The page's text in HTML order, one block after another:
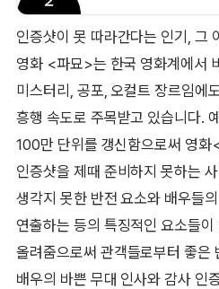
인증샷이 못 따라간다는 인기, 그
영화 <파묘>는 한국 영화계에서
미스터리, 공포, 오컬트 장르임에
흥행 속도로 주목받고 있습니다.
100만 단위를 갱신함으로써 영
인증샷을 제때 준비하지 못하는
생각지 못한 반전 요소와 배우들
연출하는 등의 특징적인 요소들
올려줌으로써 관객들로부터 좋은
배우의 바쁜 무대 인사와 감사 인